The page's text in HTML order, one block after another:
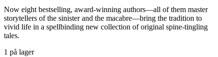
Now eight bestselling, award-winning authors—all of them master
storytellers of the sinister and the macabre—bring the tradition to
vivid life in a spellbinding new collection of original spine-tingling
tales.
1 på lager